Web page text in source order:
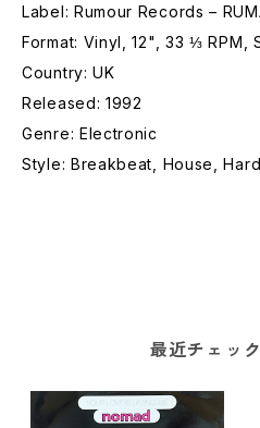
Label: Rumour Records –
Format: Vinyl, 12", 33 ⅓ RPM,
Country: UK
Released: 1992
Genre: Electronic
Style: Breakbeat, House,
最近チェッ